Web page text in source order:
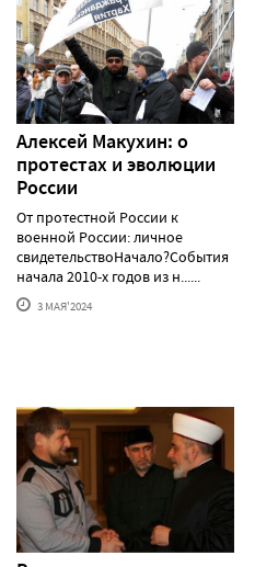
Алексей Макуxин: о
протестаx и эволюции
России
От протестной России к
военной России: личное
свидетельствоНачало?События
начала 2010-х годов из н......
3 МАЯ'2024